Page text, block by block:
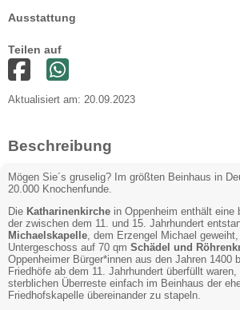
Ausstattung
Teilen auf
Aktualisiert am: 20.09.2023
Beschreibung
Mögen Sie´s gruselig? Im größten Beinhaus in
20.000 Knochenfunde.
Die Katharinenkirche in Oppenheim enthält eine
der zwischen dem 11. und 15. Jahrhundert
Michaelskapelle , dem Erzengel Michael
Untergeschoss auf 70 qm Schädel und
Oppenheimer Bürger*innen aus den Jahren 1400
Friedhöfe ab dem 11. Jahrhundert überfüllt
sterblichen Überreste einfach im Beinhaus der
Friedhofskapelle übereinander zu stapeln.